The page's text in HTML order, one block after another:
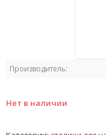
Производитель:
Нет в наличии